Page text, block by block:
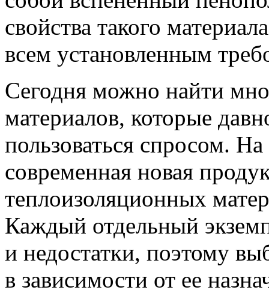
свойства такого
всем установленным
Сегодня можно найти
материалов, которые
пользоваться спросом.
современная новая
теплоизоляционных
Каждый отдельный
и недостатки, поэтому
в зависимости от ее